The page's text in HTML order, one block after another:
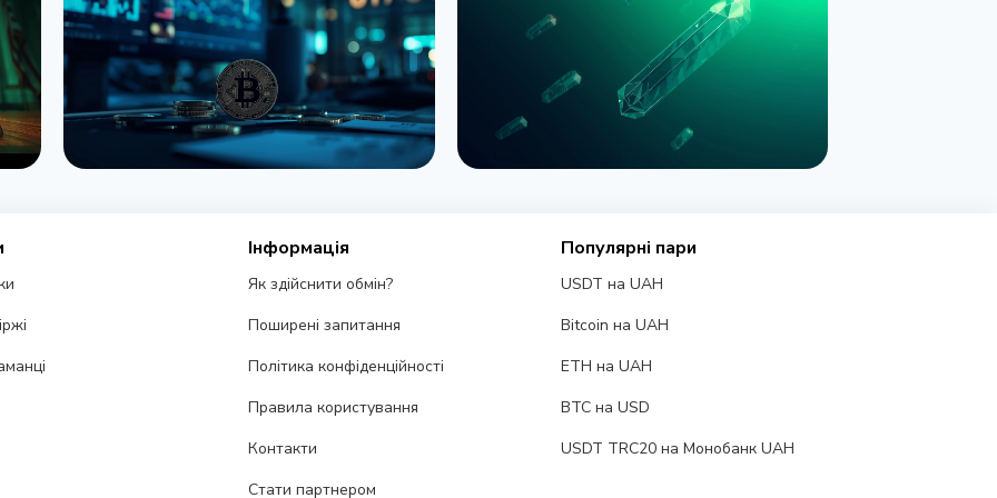
Bernstein попереджає про удар по
крипторинку через провал CLARITY
5 хв читання
SEC зупинила опціони Nasdaq на
біткоїн через позов CME
3 серпня 2026 р.4 хв читання
Інформація
Як здійснити обмін?
Поширені запитання
Політика конфіденційності
Правила користування
Контакти
Стати партнером
Популярні пари
USDT на UAH
Bitcoin на UAH
ETH на UAH
BTC на USD
USDT TRC20 на Монобанк UAH